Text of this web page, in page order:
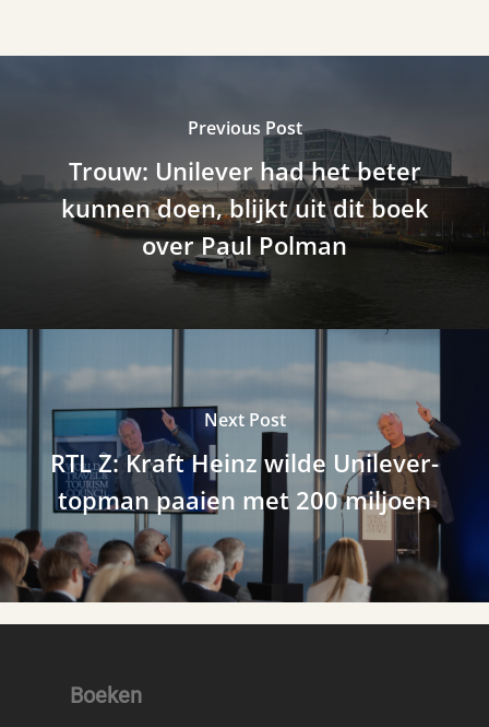
Previous Post
Trouw: Unilever had het beter
kunnen doen, blijkt uit dit boek
over Paul Polman
Next Post
RTL Z: Kraft Heinz wilde Unilever-
topman paaien met 200 miljoen
Boeken